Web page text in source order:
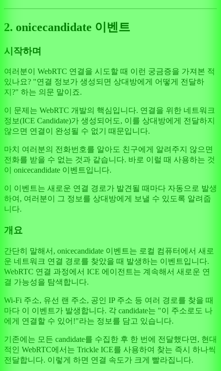
2. onicecandidate 이벤트
시작하며
여러분이 WebRTC 연결을 시도할 때 이런 궁금증을 가져본 적
있나요? "연결 정보가 생성되면 상대방에게 어떻게 전달하
지?" 하는 의문 말이죠.
이 문제는 WebRTC 개발의 핵심입니다. 연결을 위한 네트워크
정보(ICE Candidate)가 생성되어도, 이를 상대방에게 전달하지
않으면 연결이 완성될 수 없기 때문입니다.
마치 여러분의 전화번호를 알아도 친구에게 알려주지 않으면
전화를 받을 수 없는 것과 같습니다. 바로 이럴 때 사용하는 것
이 onicecandidate 이벤트입니다.
이 이벤트는 새로운 연결 경로가 발견될 때마다 자동으로 발생
하여, 여러분이 그 정보를 상대방에게 보낼 수 있도록 알려줍
니다.
개요
간단히 말해서, onicecandidate 이벤트는 로컬 컴퓨터에서 새로
운 네트워크 연결 경로를 찾았을 때 발생하는 이벤트입니다.
WebRTC 연결 과정에서 ICE 에이전트는 계속해서 새로운 연
결 가능성을 탐색합니다.
Wi-Fi 주소, 유선 랜 주소, 공인 IP 주소 등 여러 경로를 찾을 때
마다 이 이벤트가 발생합니다. 각 candidate는 "이 주소로도 나
에게 연결할 수 있어!"라는 정보를 담고 있습니다.
기존에는 모든 candidate를 수집한 후 한 번에 전달했다면, 현대
적인 WebRTC에서는 Trickle ICE를 사용하여 찾는 즉시 하나씩
전달합니다. 이렇게 하면 연결 속도가 크게 빨라집니다.